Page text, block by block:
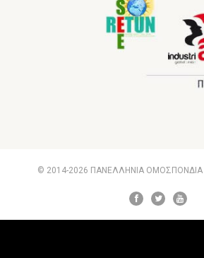
© 2014-2026 ΠΑΝΕΛΛΗΝΙΑ ΟΜΟΣΠΟΝΔΙΑ